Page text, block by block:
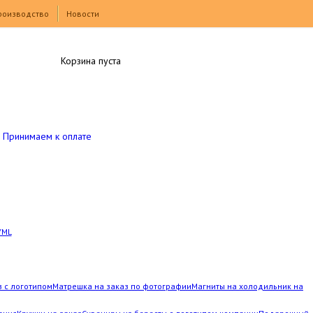
Новости
с логотипомМатрешка на заказ по фотографииМагниты на холодильник на
Принимаем к оплате
Корзина пуста